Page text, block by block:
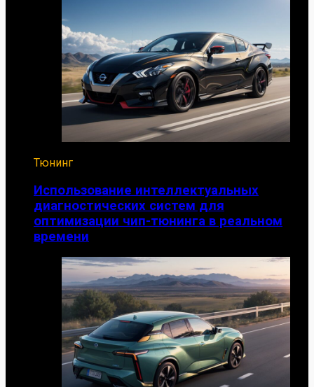
Тюнинг
Использование интеллектуальных
диагностических систем для
оптимизации чип-тюнинга в реальном
времени